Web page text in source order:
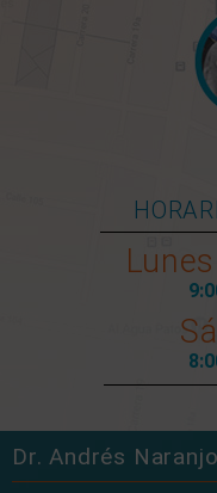
Dr. Andrés Naranjo